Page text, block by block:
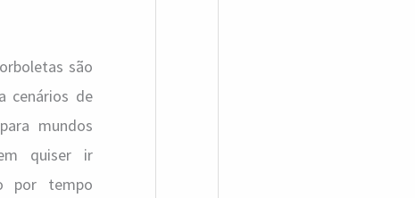
são
cenários de
mundos
quiser ir
por tempo